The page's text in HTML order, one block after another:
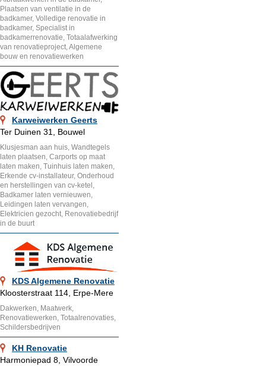
Plaatsen van ventilatie in de
badkamer, Volledige renovatie in
badkamer, Specialist in
badkamerrenovatie, Totaalafwerking
van renovatieproject, Algemene
bouw en renovatiewerken
Karweiwerken Geerts
Ter Duinen 31, Bouwel
Klusjesman aan huis, Wandtegels
laten plaatsen, Carports op maat
laten maken, Tuinhuis laten maken,
Erkende cv-installateur, Onderhoud
en herstellingen van cv-ketel,
Badkamer laten vernieuwen,
Leidingen laten vervangen,
Elektricien gezocht, Renovatiebedrijf
in de buurt
KDS Algemene Renovatie
Kloosterstraat 114, Erpe-Mere
Dakwerken, Maatwerk,
Renovatiewerken, Totaalrenovaties,
Schildersbedrijven
KH Renovatie
Harmoniepad 8, Vilvoorde